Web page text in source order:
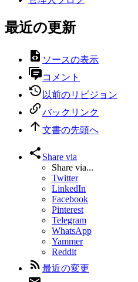
最近の更新
ソースの表示
コメント
以前のリビジョン
バックリンク
文書の先頭へ
Share via
Share via...
Twitter
LinkedIn
Facebook
Pinterest
Telegram
WhatsApp
Yammer
Reddit
最近の変更